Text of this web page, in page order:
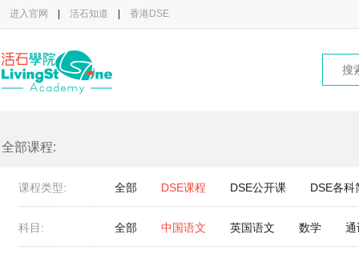
进入官网 活石知道 香港DSE
全部课程:
课程类型: 全部 DSE课程 DSE公开课 DSE各科
科目: 全部 中国语文 英国语文 数学 通